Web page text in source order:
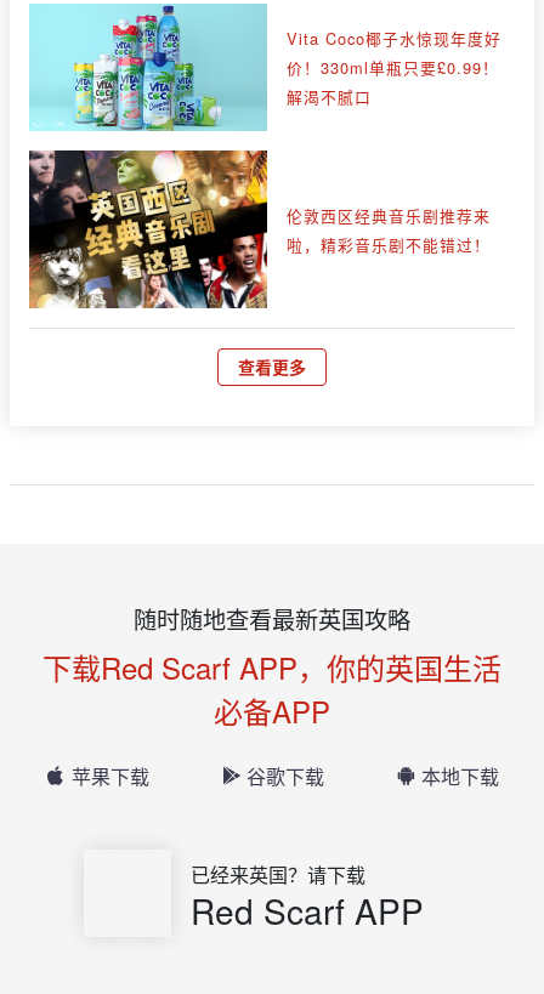
Vita Coco椰子水惊现年度好
价！330ml单瓶只要£0.99！
解渴不腻口
伦敦西区经典音乐剧推荐来
啦，精彩音乐剧不能错过！
查看更多
随时随地查看最新英国攻略
下载Red Scarf APP，你的英国生活
必备APP
苹果下载 谷歌下载 本地下载
已经来英国？请下载
Red Scarf APP